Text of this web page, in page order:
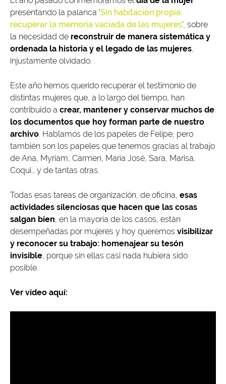
presentando la palanca ‘Sin habitación propia:
recuperar la memoria vaciada de las mujeres’, sobre
la necesidad de reconstruir de manera sistemática y
ordenada la historia y el legado de las mujeres
injustamente olvidado.
Este año hemos querido recuperar el testimonio de
distintas mujeres que, a lo largo del tiempo, han
contribuido a crear, mantener y conservar muchos de
los documentos que hoy forman parte de nuestro
archivo. Hablamos de los papeles de Felipe, pero
también son los papeles que tenemos gracias al trabajo
de Ana, Myriam, Carmen, María José, Sara, Marisa,
Coqui… y de tantas otras.
Todas esas tareas de organización, de oficina, esas
actividades silenciosas que hacen que las cosas
salgan bien , en la mayoría de los casos, están
desempeñadas por mujeres y hoy queremos visibilizar
y reconocer su trabajo: homenajear su tesón
invisible , porque sin ellas casi nada hubiera sido
posible.
Ver vídeo aquí: